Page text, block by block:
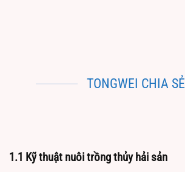
TONGWEI CHIA SẺ
1.1 Kỹ thuật nuôi trồng thủy hải sản